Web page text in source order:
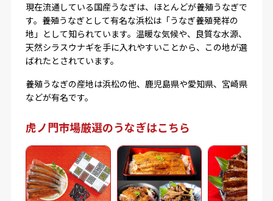
現在流通している国産うなぎは、ほとんどが養殖うなぎで
す。養殖うなぎとして有名な浜松は「うなぎ養殖発祥の
地」として知られています。温暖な気候や、良質な水源、
天然シラスウナギを手に入れやすいことから、この地が選
ばれたとされています。
養殖うなぎの産地は浜松の他、鹿児島県や愛知県、宮崎県
などが有名です。
虎ノ門市場厳選のうなぎはこちら